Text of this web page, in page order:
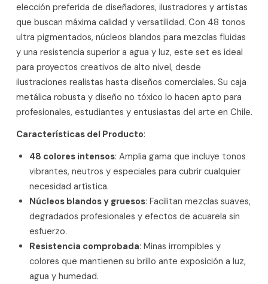
elección preferida de diseñadores, ilustradores y artistas
que buscan máxima calidad y versatilidad. Con 48 tonos
ultra pigmentados, núcleos blandos para mezclas fluidas
y una resistencia superior a agua y luz, este set es ideal
para proyectos creativos de alto nivel, desde
ilustraciones realistas hasta diseños comerciales. Su caja
metálica robusta y diseño no tóxico lo hacen apto para
profesionales, estudiantes y entusiastas del arte en Chile.
Características del Producto:
48 colores intensos: Amplia gama que incluye tonos
vibrantes, neutros y especiales para cubrir cualquier
necesidad artística.
Núcleos blandos y gruesos: Facilitan mezclas suaves,
degradados profesionales y efectos de acuarela sin
esfuerzo.
Resistencia comprobada: Minas irrompibles y
colores que mantienen su brillo ante exposición a luz,
agua y humedad.